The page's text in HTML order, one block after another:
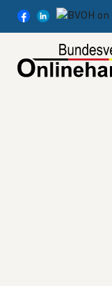
Weiter zum Inhalt